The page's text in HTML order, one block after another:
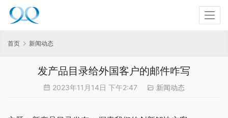
首页 新闻动态
发产品目录给外国客户的邮件咋写
2023年11月14日 下午2:47 新闻动态